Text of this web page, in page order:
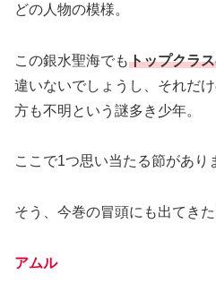
どの人物の模様。
この銀水聖海でもトップクラ
違いないでしょうし、それだ
方も不明という謎多き少年。
ここで1つ思い当たる節があり
そう、今巻の冒頭にも出てきた
アムル